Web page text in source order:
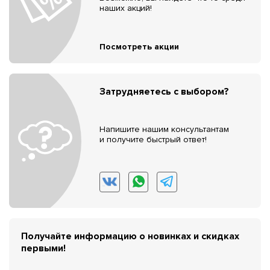
наших акций!
Посмотреть акции
Затрудняетесь с выбором?
Напишите нашим консультантам
и получите быстрый ответ!
Получайте информацию о новинках и скидках
первыми!